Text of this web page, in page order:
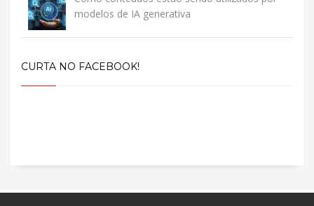
modelos de IA generativa
CURTA NO FACEBOOK!